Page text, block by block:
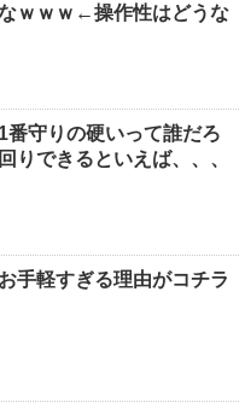
ｗｗｗ←操作性はどうな
番守りの硬いって誰だろ
りできるといえば、、、
手軽すぎる理由がコチラ